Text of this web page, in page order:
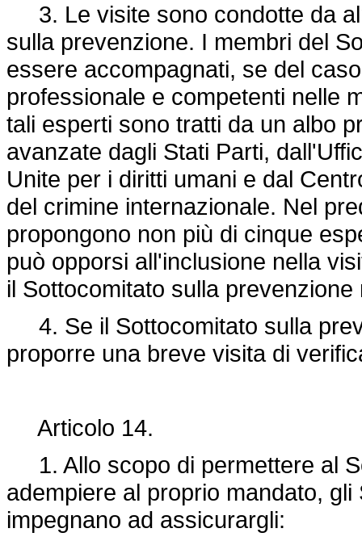
3. Le visite sono condotte da
sulla prevenzione. I membri del
essere accompagnati, se del
professionale e competenti nelle
tali esperti sono tratti da un albo
avanzate dagli Stati Parti,
Unite per i diritti umani e dal
del crimine internazionale. Nel
propongono non più di cinque
può opporsi all'inclusione nella
il Sottocomitato sulla
4. Se il Sottocomitato sulla
proporre una breve visita di
Articolo 14.
1. Allo scopo di permettere al
adempiere al proprio mandato,
impegnano ad assicurargli: